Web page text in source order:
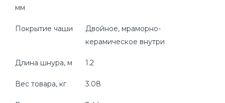
мм
Покрытие чаши
Двойное, мраморно-
керамическое внутри
Длина шнура, м 1.2
Вес товара, кг 3.08